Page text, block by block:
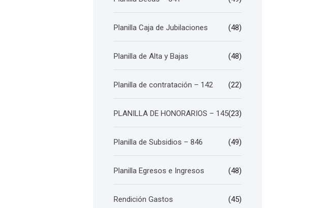
Planilla Caja de Jubilaciones (48)
Planilla de Alta y Bajas (48)
Planilla de contratación – 142 (22)
PLANILLA DE HONORARIOS – 145(23)
Planilla de Subsidios – 846 (49)
Planilla Egresos e Ingresos (48)
Rendición Gastos (45)